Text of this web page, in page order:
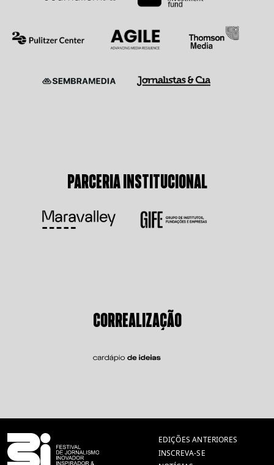
PARCERIA INSTITUCIONAL
CORREALIZAÇÃO
EDIÇÕES ANTERIORES
INSCREVA-SE